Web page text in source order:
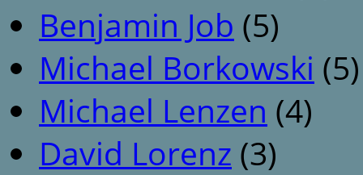
Benjamin Job (5)
Michael Borkowski (5)
Michael Lenzen (4)
David Lorenz (3)